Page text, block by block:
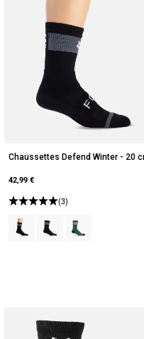
Chaussettes Defend Winter - 20
42,99 €
(3)
Product swatch type of Noir.
Product swatch type of
Product swatch